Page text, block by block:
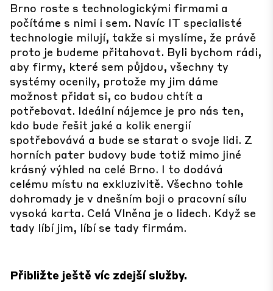
Brno roste s technologickými firmami a
počítáme s nimi i sem. Navíc IT specialisté
technologie milují, takže si myslíme, že právě
proto je budeme přitahovat. Byli bychom rádi,
aby firmy, které sem půjdou, všechny ty
systémy ocenily, protože my jim dáme
možnost přidat si, co budou chtít a
potřebovat. Ideální nájemce je pro nás ten,
kdo bude řešit jaké a kolik energií
spotřebovává a bude se starat o svoje lidi. Z
horních pater budovy bude totiž mimo jiné
krásný výhled na celé Brno. I to dodává
celému místu na exkluzivitě. Všechno tohle
dohromady je v dnešním boji o pracovní sílu
vysoká karta. Celá Vlněna je o lidech. Když se
tady líbí jim, líbí se tady firmám.
Přibližte ještě víc zdejší služby.